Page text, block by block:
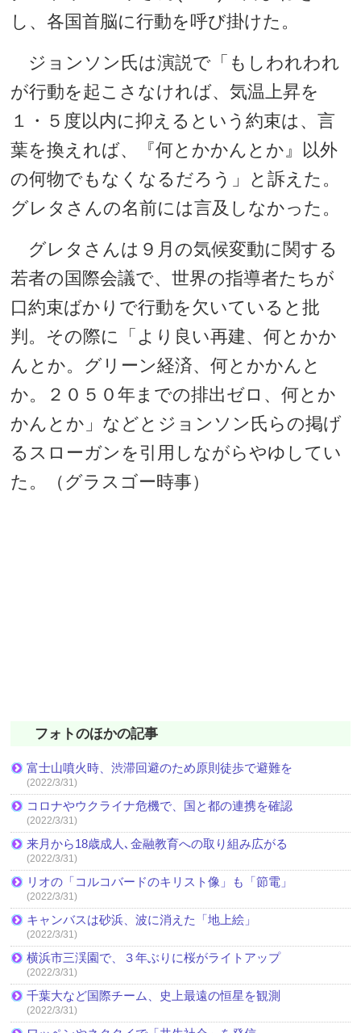
し、各国首脳に行動を呼び掛けた。
ジョンソン氏は演説で「もしわれわれ
が行動を起こさなければ、気温上昇を
１・５度以内に抑えるという約束は、言
葉を換えれば、『何とかかんとか』以外
の何物でもなくなるだろう」と訴えた。
グレタさんの名前には言及しなかった。
グレタさんは９月の気候変動に関する
若者の国際会議で、世界の指導者たちが
口約束ばかりで行動を欠いていると批
判。その際に「より良い再建、何とかか
んとか。グリーン経済、何とかかんと
か。２０５０年までの排出ゼロ、何とか
かんとか」などとジョンソン氏らの掲げ
るスローガンを引用しながらやゆしてい
た。（グラスゴー時事）
フォトのほかの記事
富士山噴火時、渋滞回避のため原則徒歩で避難を
(2022/3/31)
コロナやウクライナ危機で、国と都の連携を確認
(2022/3/31)
来月から18歳成人､金融教育への取り組み広がる
(2022/3/31)
リオの「コルコバードのキリスト像」も「節電」
(2022/3/31)
キャンバスは砂浜、波に消えた「地上絵」
(2022/3/31)
横浜市三渓園で、３年ぶりに桜がライトアップ
(2022/3/31)
千葉大など国際チーム、史上最遠の恒星を観測
(2022/3/31)